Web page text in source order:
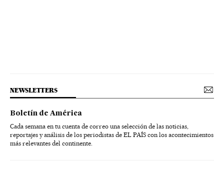
NEWSLETTERS
Boletín de América
Cada semana en tu cuenta de correo una selección de las noticias,
reportajes y análisis de los periodistas de EL PAÍS con los acontecimientos
más relevantes del continente.